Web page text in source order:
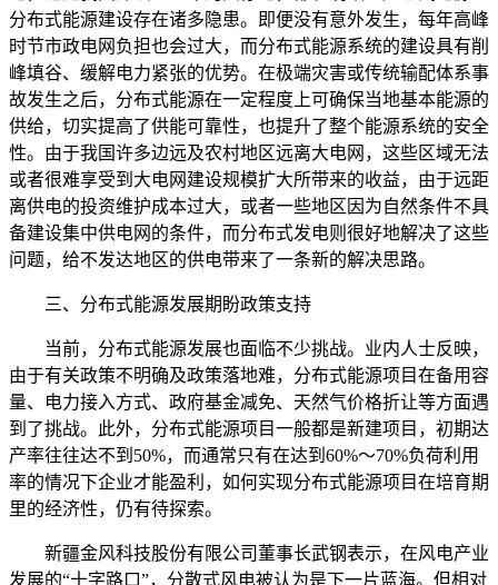
分布式能源建设存在诸多隐患。即便没有意外发生，每年高峰
时节市政电网负担也会过大，而分布式能源系统的建设具有削
峰填谷、缓解电力紧张的优势。在极端灾害或传统输配体系事
故发生之后，分布式能源在一定程度上可确保当地基本能源的
供给，切实提高了供能可靠性，也提升了整个能源系统的安全
性。由于我国许多边远及农村地区远离大电网，这些区域无法
或者很难享受到大电网建设规模扩大所带来的收益，由于远距
离供电的投资维护成本过大，或者一些地区因为自然条件不具
备建设集中供电网的条件，而分布式发电则很好地解决了这些
问题，给不发达地区的供电带来了一条新的解决思路。
三、分布式能源发展期盼政策支持
当前，分布式能源发展也面临不少挑战。业内人士反映，
由于有关政策不明确及政策落地难，分布式能源项目在备用容
量、电力接入方式、政府基金减免、天然气价格折让等方面遇
到了挑战。此外，分布式能源项目一般都是新建项目，初期达
产率往往达不到50%，而通常只有在达到60%～70%负荷利用
率的情况下企业才能盈利，如何实现分布式能源项目在培育期
里的经济性，仍有待探索。
新疆金风科技股份有限公司董事长武钢表示，在风电产业
发展的“十字路口”，分散式风电被认为是下一片蓝海。但相对